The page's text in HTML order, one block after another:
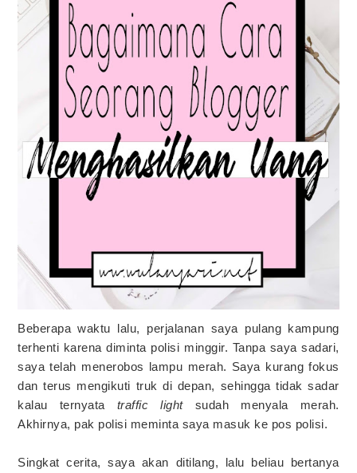
Beberapa waktu lalu, perjalanan saya pulang kampung
terhenti karena diminta polisi minggir. Tanpa saya sadari,
saya telah menerobos lampu merah. Saya kurang fokus
dan terus mengikuti truk di depan, sehingga tidak sadar
kalau ternyata traffic lightsudah menyala merah.
Akhirnya, pak polisi meminta saya masuk ke pos polisi.
Singkat cerita, saya akan ditilang, lalu beliau bertanya